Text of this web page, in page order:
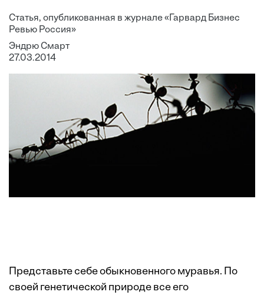
Статья, опубликованная в журнале «Гарвард Бизнес
Ревью Россия»
Эндрю Смарт
27.03.2014
Представьте себе обыкновенного муравья. По
своей генетической природе все его